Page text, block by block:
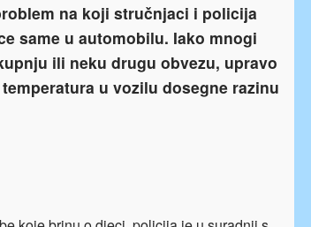
na koji stručnjaci i policija
same u automobilu. Iako mnogi
ili neku drugu obvezu, upravo
u vozilu dosegne razinu